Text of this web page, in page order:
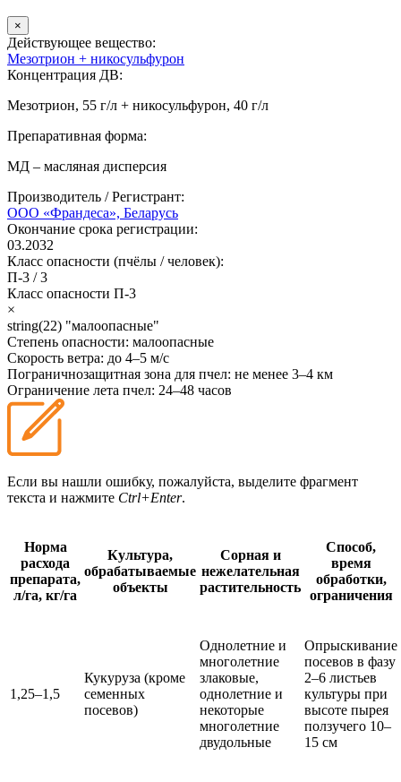
×
Действующее вещество:
Мезотрион + никосульфурон
Концентрация ДВ:
Мезотрион, 55 г/л + никосульфурон, 40 г/л
Препаративная форма:
МД – масляная дисперсия
Производитель / Регистрант:
ООО «Франдеса», Беларусь
Окончание срока регистрации:
03.2032
Класс опасности (пчёлы / человек):
П-3 /3
Класс опасности П-3
×
string(22) "малоопасные"
Степень опасности: малоопасные
Скорость ветра: до 4–5 м/с
Пограничнозащитная зона для пчел: не менее 3–4 км
Ограничение лета пчел: 24–48 часов
Если вы нашли ошибку, пожалуйста, выделите фрагмент
текста и нажмите Ctrl+Enter.
Норма
расхода
препарата,
л/га, кг/га
Культура,
обрабатываемые
объекты
Сорная и
нежелательная
растительность
Способ,
время
обработки,
ограничения
1,25–1,5
Кукуруза (кроме
семенных
посевов)
Однолетние и
многолетние
злаковые,
однолетние и
некоторые
многолетние
двудольные
Опрыскивание
посевов в фазу
2–6 листьев
культуры при
высоте пырея
ползучего 10–
15 см